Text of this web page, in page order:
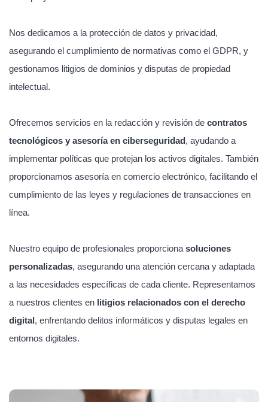
Nos dedicamos a la protección de datos y privacidad,
asegurando el cumplimiento de normativas como el GDPR, y
gestionamos litigios de dominios y disputas de propiedad
intelectual.
Ofrecemos servicios en la redacción y revisión de contratos
tecnológicos y asesoría en ciberseguridad, ayudando a
implementar políticas que protejan los activos digitales. También
proporcionamos asesoría en comercio electrónico, facilitando el
cumplimiento de las leyes y regulaciones de transacciones en
línea.
Nuestro equipo de profesionales proporciona soluciones
personalizadas, asegurando una atención cercana y adaptada
a las necesidades específicas de cada cliente. Representamos
a nuestros clientes en litigios relacionados con el derecho
digital, enfrentando delitos informáticos y disputas legales en
entornos digitales.